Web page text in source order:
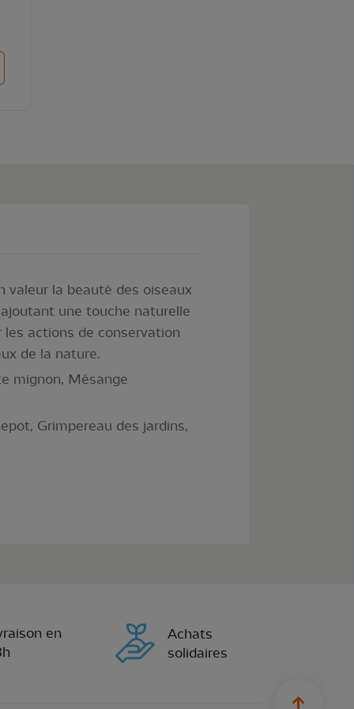
la beauté des oiseaux
une touche naturelle
actions de conservation
de la nature.
mignon, Mésange
Grimpereau des jardins,
en
Achats
solidaires